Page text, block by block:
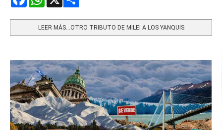
LEER MÁS…OTRO TRIBUTO DE MILEI A LOS YANQUIS